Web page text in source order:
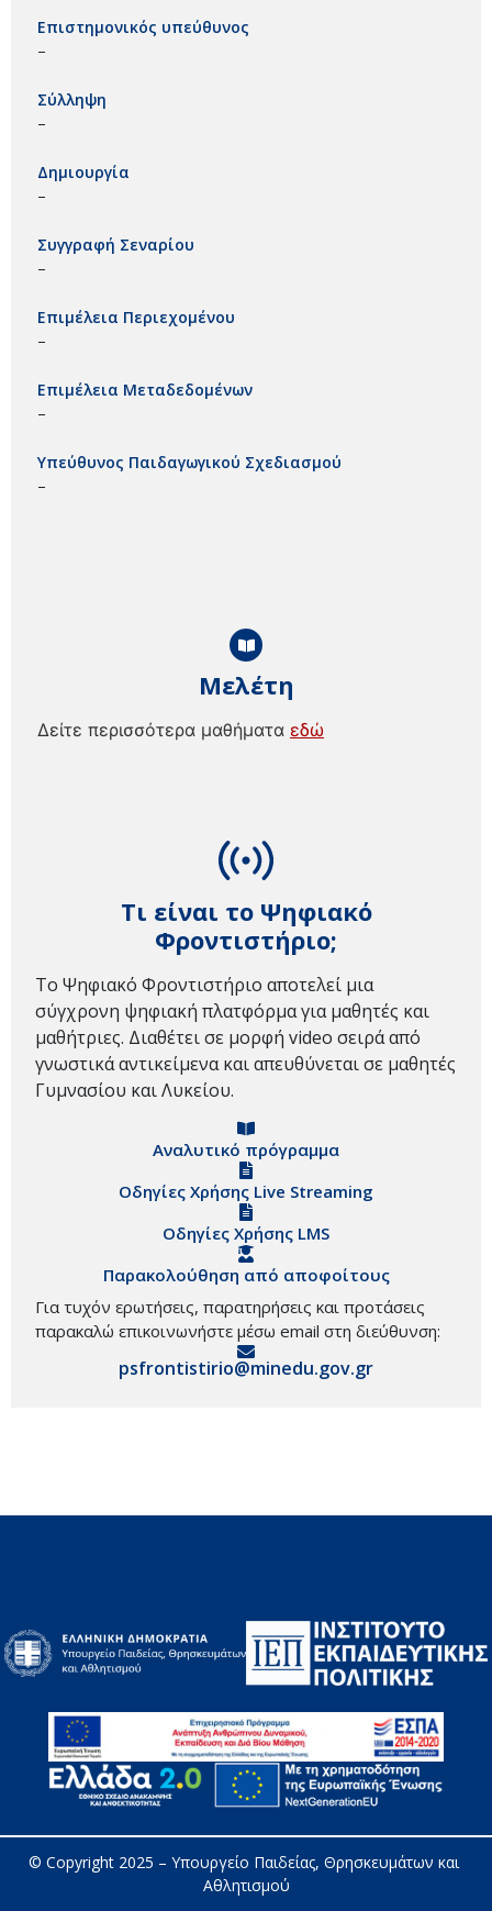
Τι είναι το Ψηφιακό
Φροντιστήριο;
Το Ψηφιακό Φροντιστήριο αποτελεί μια
σύγχρονη ψηφιακή πλατφόρμα για μαθητές και
μαθήτριες. Διαθέτει σε μορφή video σειρά από
γνωστικά αντικείμενα και απευθύνεται σε μαθητές
Γυμνασίου και Λυκείου.
Αναλυτικό πρόγραμμα
Οδηγίες Χρήσης Live Streaming
Οδηγίες Χρήσης LMS
Παρακολούθηση από αποφοίτους
Για τυχόν ερωτήσεις, παρατηρήσεις και προτάσεις
παρακαλώ επικοινωνήστε μέσω email στη διεύθυνση:
psfrontistirio@minedu.gov.gr
Μελέτη
Δείτε περισσότερα μαθήματα εδώ
Επιστημονικός υπεύθυνος
–
Σύλληψη
–
Δημιουργία
–
Συγγραφή Σεναρίου
–
Επιμέλεια Περιεχομένου
–
Επιμέλεια Μεταδεδομένων
–
Υπεύθυνος Παιδαγωγικού Σχεδιασμού
–
© Copyright 2025 – Υπουργείο Παιδείας, Θρησκευμάτων και
Αθλητισμού